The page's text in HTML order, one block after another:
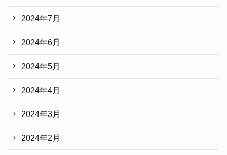
2024年7月
2024年6月
2024年5月
2024年4月
2024年3月
2024年2月